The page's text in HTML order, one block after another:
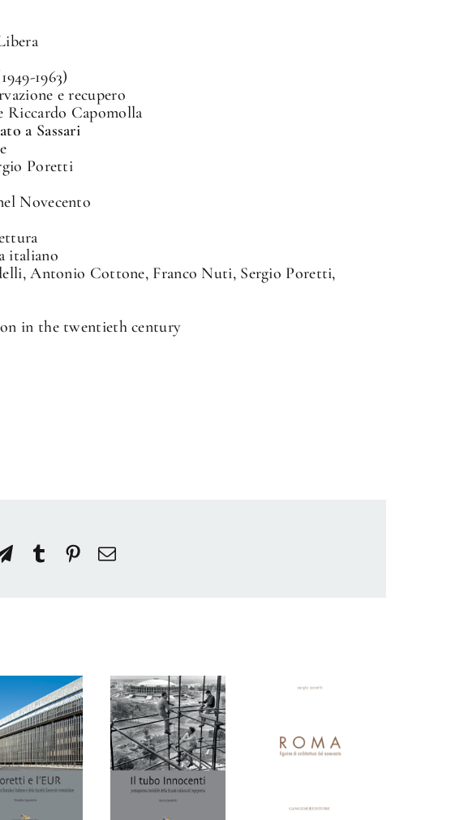
1963)
e recupero
Capomolla
a Sassari
Poretti
Novecento
italiano
Antonio Cottone, Franco Nuti, Sergio Poretti,
in the twentieth century